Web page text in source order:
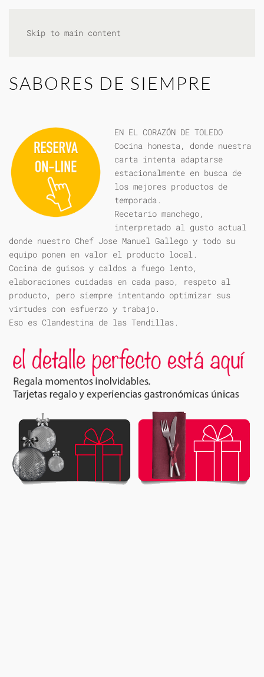
Skip to main content
SABORES DE SIEMPRE
EN EL CORAZÓN DE TOLEDO
Cocina honesta, donde nuestra
carta intenta adaptarse
estacionalmente en busca de
los mejores productos de
temporada.
Recetario manchego,
interpretado al gusto actual
donde nuestro Chef Jose Manuel Gallego y todo su
equipo ponen en valor el producto local.
Cocina de guisos y caldos a fuego lento,
elaboraciones cuidadas en cada paso, respeto al
producto, pero siempre intentando optimizar sus
virtudes con esfuerzo y trabajo.
Eso es Clandestina de las Tendillas.